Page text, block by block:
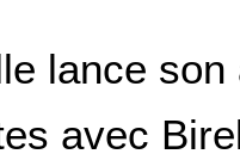
lance son
avec